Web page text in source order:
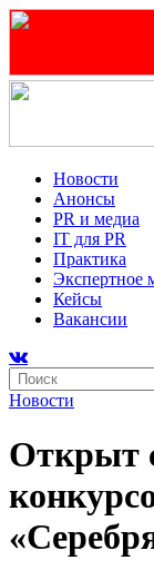
Новости
Анонсы
PR и медиа
IT для PR
Практика
Экспертное
Кейсы
Вакансии
Новости
Открыт